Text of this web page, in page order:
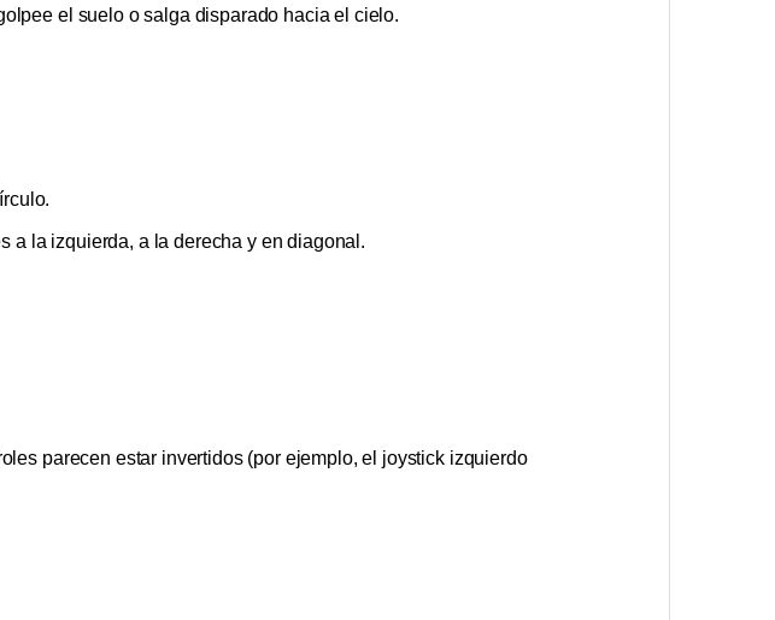
el suelo o salga disparado hacia el cielo.
a la izquierda, a la derecha y en diagonal.
parecen estar invertidos (por ejemplo, el joystick izquierdo